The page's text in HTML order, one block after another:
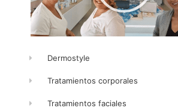
Dermostyle
Tratamientos corporales
Tratamientos faciales